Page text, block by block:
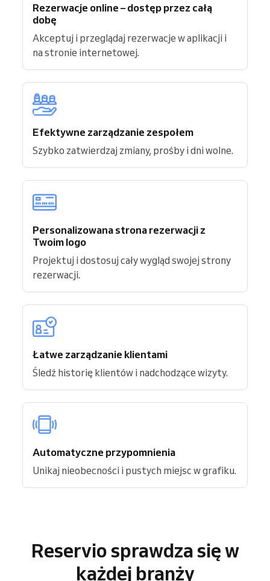
Rezerwacje online – dostęp przez całą
dobę
Akceptuj i przeglądaj rezerwacje w aplikacji i
na stronie internetowej.
Efektywne zarządzanie zespołem
Szybko zatwierdzaj zmiany, prośby i dni wolne.
Personalizowana strona rezerwacji z
Twoim logo
Projektuj i dostosuj cały wygląd swojej strony
rezerwacji.
Łatwe zarządzanie klientami
Śledź historię klientów i nadchodzące wizyty.
Automatyczne przypomnienia
Unikaj nieobecności i pustych miejsc w grafiku.
Reservio sprawdza się w
każdej branży